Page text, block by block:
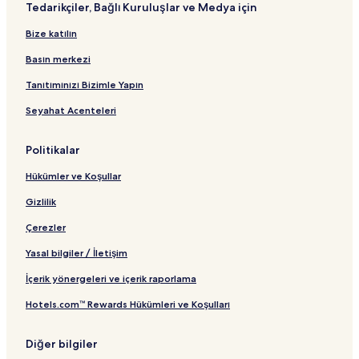
a
t
ı
a
t
ı
ğ
a
n
t
ı
a
l
a
n
t
n
a
r
t
B
ğ
n
t
ı
Tedarikçiler, Bağlı Kuruluşlar ve Medya için
Bize katılın
Basın merkezi
Tanıtımınızı Bizimle Yapın
Seyahat Acenteleri
Politikalar
Hükümler ve Koşullar
Gizlilik
Çerezler
Yasal bilgiler / İletişim
İçerik yönergeleri ve içerik raporlama
Hotels.com™ Rewards Hükümleri ve Koşulları
Diğer bilgiler